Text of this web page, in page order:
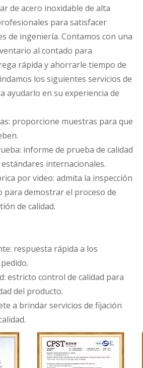
de acero inoxidable de alta
para satisfacer
de ingeniería. Contamos con una
al contado para
rápida y ahorrarle tiempo de
los siguientes servicios de
ayudarlo en su experiencia de
proporcione muestras para que
informe de prueba de calidad
internacionales.
por video: admita la inspección
para demostrar el proceso de
de calidad.
respuesta rápida a los
estricto control de calidad para
del producto.
a brindar servicios de fijación